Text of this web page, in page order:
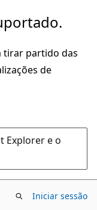
tirar partido das
de
Explorer e o
Iniciar sessão